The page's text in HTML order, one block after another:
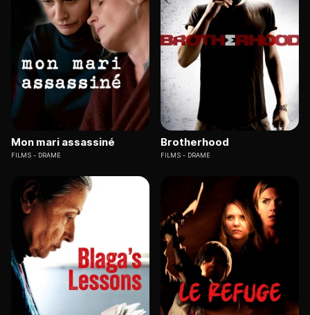
Mon mari assassiné
FILMS DRAME
Brotherhood
FILMS DRAME